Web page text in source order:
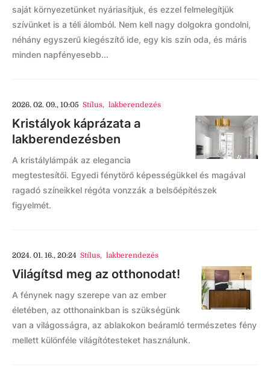
saját környezetünket nyáriasítjuk, és ezzel felmelegítjük
szívünket is a téli álomból. Nem kell nagy dolgokra gondolni,
néhány egyszerű kiegészítő ide, egy kis szín oda, és máris
minden napfényesebb...
2026. 02. 09., 10:05 Stílus, lakberendezés
Kristályok káprázata a
lakberendezésben
A kristálylámpák az elegancia
megtestesítői. Egyedi fénytörő képességükkel és magával
ragadó színeikkel régóta vonzzák a belsőépítészek
figyelmét.
2024. 01. 16., 20:24 Stílus, lakberendezés
Világítsd meg az otthonodat!
A fénynek nagy szerepe van az ember
életében, az otthonainkban is szükségünk
van a világosságra, az ablakokon beáramló természetes fény
mellett különféle világítótesteket használunk.